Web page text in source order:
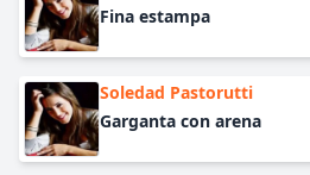
Fina estampa
Soledad Pastorutti
Garganta con arena